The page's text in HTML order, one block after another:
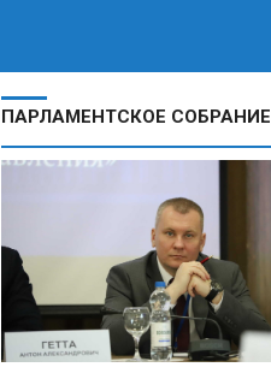
ПАРЛАМЕНТСКОЕ СОБРАНИЕ